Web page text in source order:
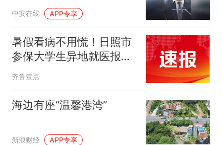
查；曾任东营市东营区区
长、聊城市副市长等职
务；曾被评为“山东省脱贫
攻坚先进个人”（编辑：陈
三多）
中安在线 APP专享
暑假看病不用慌！日照市
参保大学生异地就医报销
全攻略
齐鲁壹点
海边有座“温馨港湾”
新浪财经 APP专享